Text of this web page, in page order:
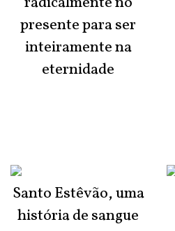
presente para ser
inteiramente na
eternidade
Santo Estêvão, uma
história de sangue